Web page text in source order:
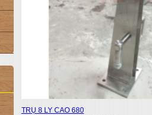
TRỤ 8 LY CAO 680